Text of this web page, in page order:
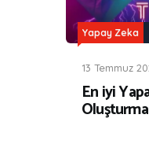
Yapay Zeka
13 Temmuz
En iyi